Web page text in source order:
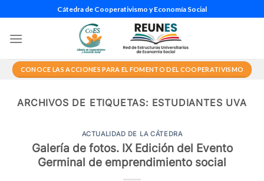
al
contenido
Cátedra de Cooperativismo y Economía Social
CONOCE LAS ACCIONES PARA EL FOMENTO DEL COOPERATIVISMO
ARCHIVOS DE ETIQUETAS: ESTUDIANTES UVA
ACTUALIDAD DE LA CÁTEDRA
Galería de fotos. IX Edición del Evento
Germinal de emprendimiento social